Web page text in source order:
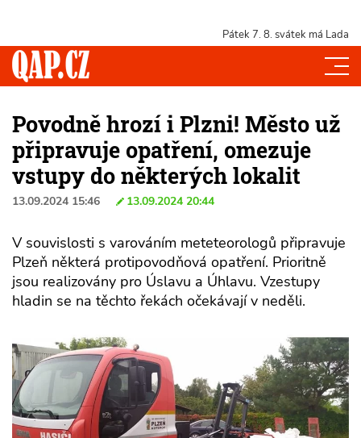
Pátek 7. 8. svátek má Lada
Povodně hrozí i Plzni! Město už
připravuje opatření, omezuje
vstupy do některých lokalit
13.09.2024 15:46 13.09.2024 20:44
V souvislosti s varováním meteteorologů připravuje
Plzeň některá protipovodňová opatření. Prioritně
jsou realizovány pro Úslavu a Úhlavu. Vzestupy
hladin se na těchto řekách očekávají v neděli.